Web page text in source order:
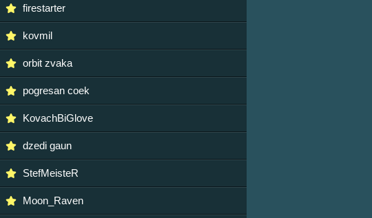
firestarter
kovmil
orbit zvaka
pogresan coek
KovachBiGlove
dzedi gaun
StefMeisteR
Moon_Raven